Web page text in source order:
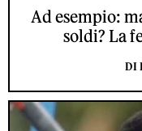
Ad esempio:
soldi? La
DI